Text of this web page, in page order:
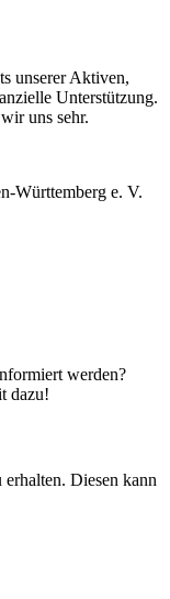
unserer Aktiven,
Unterstützung.
uns sehr.
Württemberg e. V.
werden?
dazu!
Diesen kann